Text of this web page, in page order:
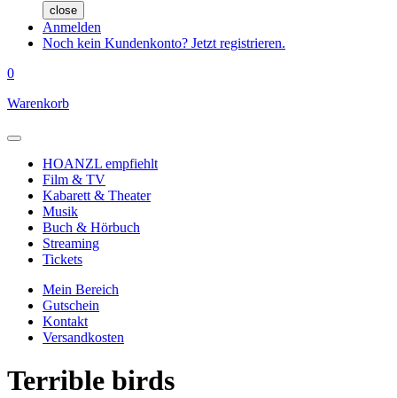
close
Anmelden
Noch kein Kundenkonto? Jetzt registrieren.
0
Warenkorb
HOANZL empfiehlt
Film & TV
Kabarett & Theater
Musik
Buch & Hörbuch
Streaming
Tickets
Mein Bereich
Gutschein
Kontakt
Versandkosten
Terrible birds